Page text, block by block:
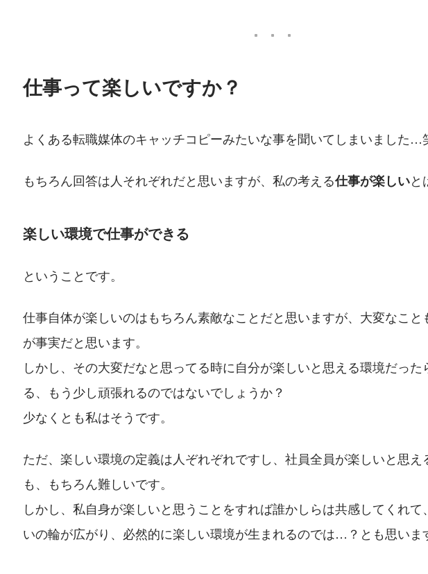
仕事って楽しいですか？
よくある転職媒体のキャッチコピーみたいな事を聞いてしまいました…
もちろん回答は人それぞれだと思いますが、私の考える仕事が楽しいと
楽しい環境で仕事ができる
ということです。
仕事自体が楽しいのはもちろん素敵なことだと思いますが、大変なこと
が事実だと思います。
しかし、その大変だなと思ってる時に自分が楽しいと思える環境だっ
る、もう少し頑張れるのではないでしょうか？
少なくとも私はそうです。
ただ、楽しい環境の定義は人ぞれぞれですし、社員全員が楽しいと思え
も、もちろん難しいです。
しかし、私自身が楽しいと思うことをすれば誰かしらは共感してくれ
いの輪が広がり、必然的に楽しい環境が生まれるのでは…？とも思いま